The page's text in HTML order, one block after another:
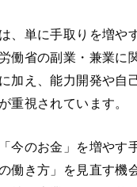
、単に手取りを増や
働省の副業・兼業に
加え、能力開発や自
重視されています。
今のお金」を増やす
働き方」を見直す機